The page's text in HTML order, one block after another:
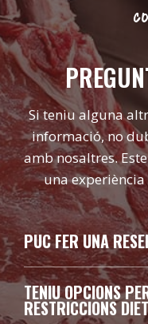
Si teniu alguna
informació, no
amb nosaltres.
una
PUC FER UNA
TENIU OPCIONS
RESTRICCIONS